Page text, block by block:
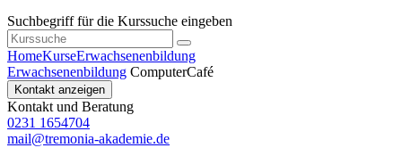
Suchbegriff für die Kurssuche eingeben
HomeKurseErwachsenenbildung
Erwachsenenbildung ComputerCafé
Kontakt anzeigen
Kontakt und Beratung
0231 1654704
mail@tremonia-akademie.de